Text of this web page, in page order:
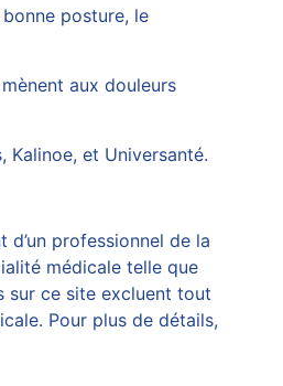
posture, le
aux douleurs
, Kalinoe, et Universanté.
professionnel de la
médicale telle que
sur ce site excluent tout
Pour plus de détails,